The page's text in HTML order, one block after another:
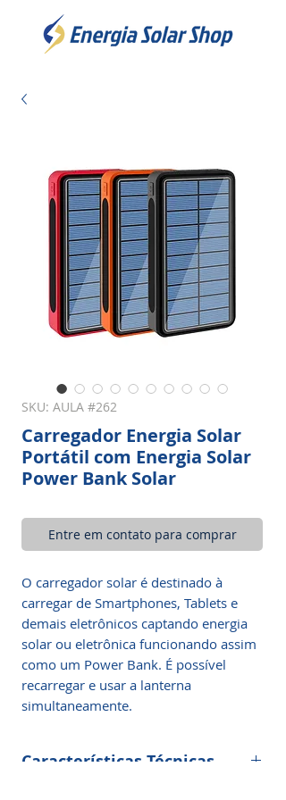
SKU: AULA #262
Carregador Energia Solar
Portátil com Energia Solar
Power Bank Solar
Entre em contato para comprar
O carregador solar é destinado à
carregar de Smartphones, Tablets e
demais eletrônicos captando energia
solar ou eletrônica funcionando assim
como um Power Bank. É possível
recarregar e usar a lanterna
simultaneamente.
Características Técnicas